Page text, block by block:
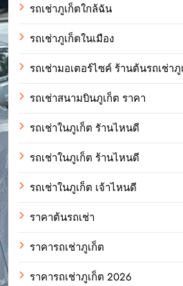
รถเช่าภูเก็ตใกล้ฉัน
รถเช่าภูเก็ตในเมือง
รถเช่ามอเตอร์ไซค์ ร้านต้นรถเช่า
รถเช่าสนามบินภูเก็ต ราคา
รถเช่าในภูเก็ต รัานไหนดี
รถเช่าในภูเก็ต ร้านไหนดี
รถเช่าในภูเก็ต เจ้าไหนดี
ราคาต้นรถเช่า
ราคารถเช่าภูเก็ต
ราคารถเช่าภูเก็ต 2026